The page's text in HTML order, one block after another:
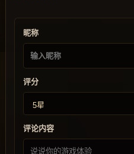
昵称
评分
评论内容